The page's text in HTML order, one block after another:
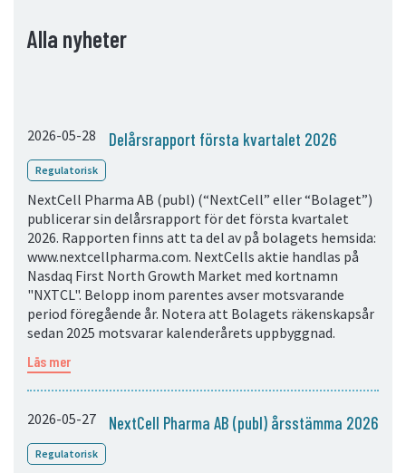
Alla nyheter
2026-05-28 Delårsrapport första kvartalet 2026
Regulatorisk
NextCell Pharma AB (publ) (“NextCell” eller “Bolaget”)
publicerar sin delårsrapport för det första kvartalet
2026. Rapporten finns att ta del av på bolagets hemsida:
www.nextcellpharma.com. NextCells aktie handlas på
Nasdaq First North Growth Market med kortnamn
"NXTCL". Belopp inom parentes avser motsvarande
period föregående år. Notera att Bolagets räkenskapsår
sedan 2025 motsvarar kalenderårets uppbyggnad.
Läs mer
2026-05-27 NextCell Pharma AB (publ) årsstämma 2026
Regulatorisk